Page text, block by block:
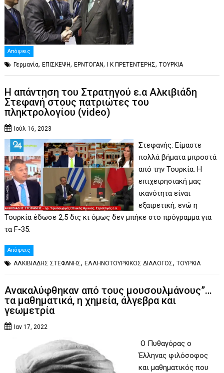
Απόψεις
Γερμανία,ΕΠΙΣΚΕΨΗ,ΕΡΝΤΟΓΑΝ, Ι Κ ΠΡΕΤΕΝΤΕΡΗΣ,ΤΟΥΡΚΙΑ
Η απάντηση του Στρατηγού ε.α Αλκιβιάδη
Στεφανή στους πατριώτες του
πληκτρολογίου (video)
Ιούλ 16, 2023
Στεφανής: Είμαστε
πολλά βήματα μπροστά
από την Τουρκία. Η
επιχειρησιακή μας
ικανότητα είναι
εξαιρετική, ενώ η
Τουρκία έδωσε 2,5 δις κι όμως δεν μπήκε στο πρόγραμμα για
τα F-35.
Απόψεις
ΑΛΚΙΒΙΑΔΗΣ ΣΤΕΦΑΝΗΣ,ΕΛΛΗΝΟΤΟΥΡΚΙΚΟΣ ΔΙΑΛΟΓΟΣ,ΤΟΥΡΚΙΑ
Ανακαλύφθηκαν από τους μουσουλμάνους”…
τα μαθηματικά, η χημεία, άλγεβρα και
γεωμετρία
Ιαν 17, 2022
Ο Πυθαγόρας ο
Έλληνας φιλόσοφος
και μαθηματικός που